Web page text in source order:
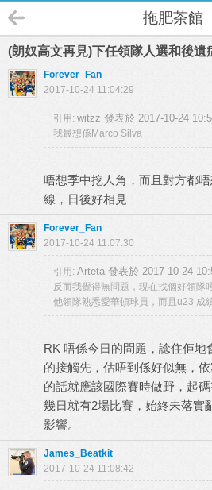
拖肥茶館
(朗奴高文再見)下任領隊人選和後遺
Forever_Fan
2017-10-24 11:04:29
引用: witzz 發表於 2017-10-24
我最想係Marco Silva
唔想季中挖人角，而且對方都
線，日後好相見
Forever_Fan
2017-10-24 11:07:30
引用: Arteta 發表於 2017-10-24
反而我覺得無問題，現在找個好領隊
他領隊熟悉愛華頓球員，而且u23 成
RK 唔係今日的問題，諗住佢地
的接觸先，估唔到係好似無，
的話就應該國際賽時做野，起
幾日就有2場比賽，始終未落實
影響。
James_Beatkit
2017-10-24 11:08:42